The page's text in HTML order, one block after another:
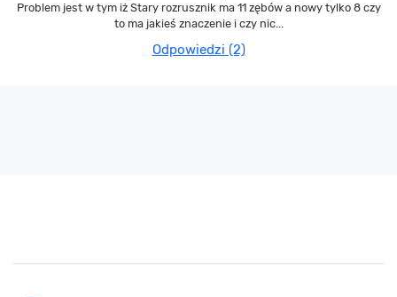
Problem jest w tym iż Stary rozrusznik ma 11 zębów a nowy tylko 8 czy
to ma jakieś znaczenie i czy nic...
Odpowiedzi (2)